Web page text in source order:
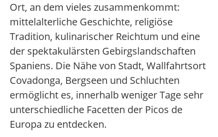
Ort, an dem vieles zusammenkommt:
mittelalterliche Geschichte, religiöse
Tradition, kulinarischer Reichtum und eine
der spektakulärsten Gebirgslandschaften
Spaniens. Die Nähe von Stadt, Wallfahrtsort
Covadonga, Bergseen und Schluchten
ermöglicht es, innerhalb weniger Tage sehr
unterschiedliche Facetten der Picos de
Europa zu entdecken.